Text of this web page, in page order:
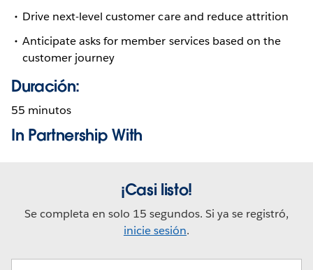
Drive next-level customer care and reduce attrition
Anticipate asks for member services based on the
customer journey
Duración:
55 minutos
In Partnership With
¡Casi listo!
Se completa en solo 15 segundos. Si ya se registró,
inicie sesión.